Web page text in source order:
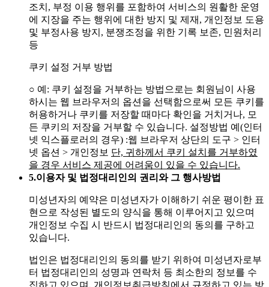
조치, 부정 이용 행위를 포함하여 서비스의 원활한 운영
에 지장을 주는 행위에 대한 방지 및 제재, 개인정보 도용
및 부정사용 방지, 분쟁조정을 위한 기록 보존, 민원처리
등
쿠키 설정 거부 방법
○ 예: 쿠키 설정을 거부하는 방법으로는 회원님이 사용
하시는 웹 브라우저의 옵션을 선택함으로써 모든 쿠키를
허용하거나 쿠키를 저장할 때마다 확인을 거치거나, 모
든 쿠키의 저장을 거부할 수 있습니다. 설정방법 예(인터
넷 익스플로러의 경우) :웹 브라우저 상단의 도구 > 인터
넷 옵션 > 개인정보 단, 귀하께서 쿠키 설치를 거부하였
을 경우 서비스 제공에 어려움이 있을 수 있습니다.
5.이용자 및 법정대리인의 권리와 그 행사방법
미성년자의 예약은 미성년자가 이해하기 쉬운 평이한 표
현으로 작성된 별도의 양식을 통해 이루어지고 있으며
개인정보 수집 시 반드시 법정대리인의 동의를 구하고
있습니다.
법인은 법정대리인의 동의를 받기 위하여 미성년자로부
터 법정대리인의 성명과 연락처 등 최소한의 정보를 수
집하고 있으며, 개인정보취급방침에서 규정하고 있는 방